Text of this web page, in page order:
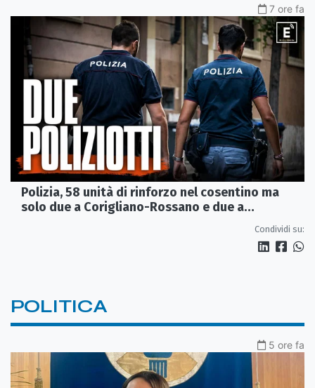
7 ore fa
Polizia, 58 unità di rinforzo nel cosentino ma
solo due a Corigliano-Rossano e due a
Condividi su:
POLITICA
5 ore fa